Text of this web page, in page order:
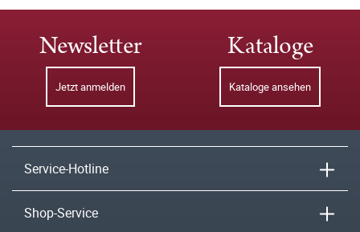
Newsletter
Jetzt anmelden
Kataloge
Kataloge ansehen
Service-Hotline
Shop-Service